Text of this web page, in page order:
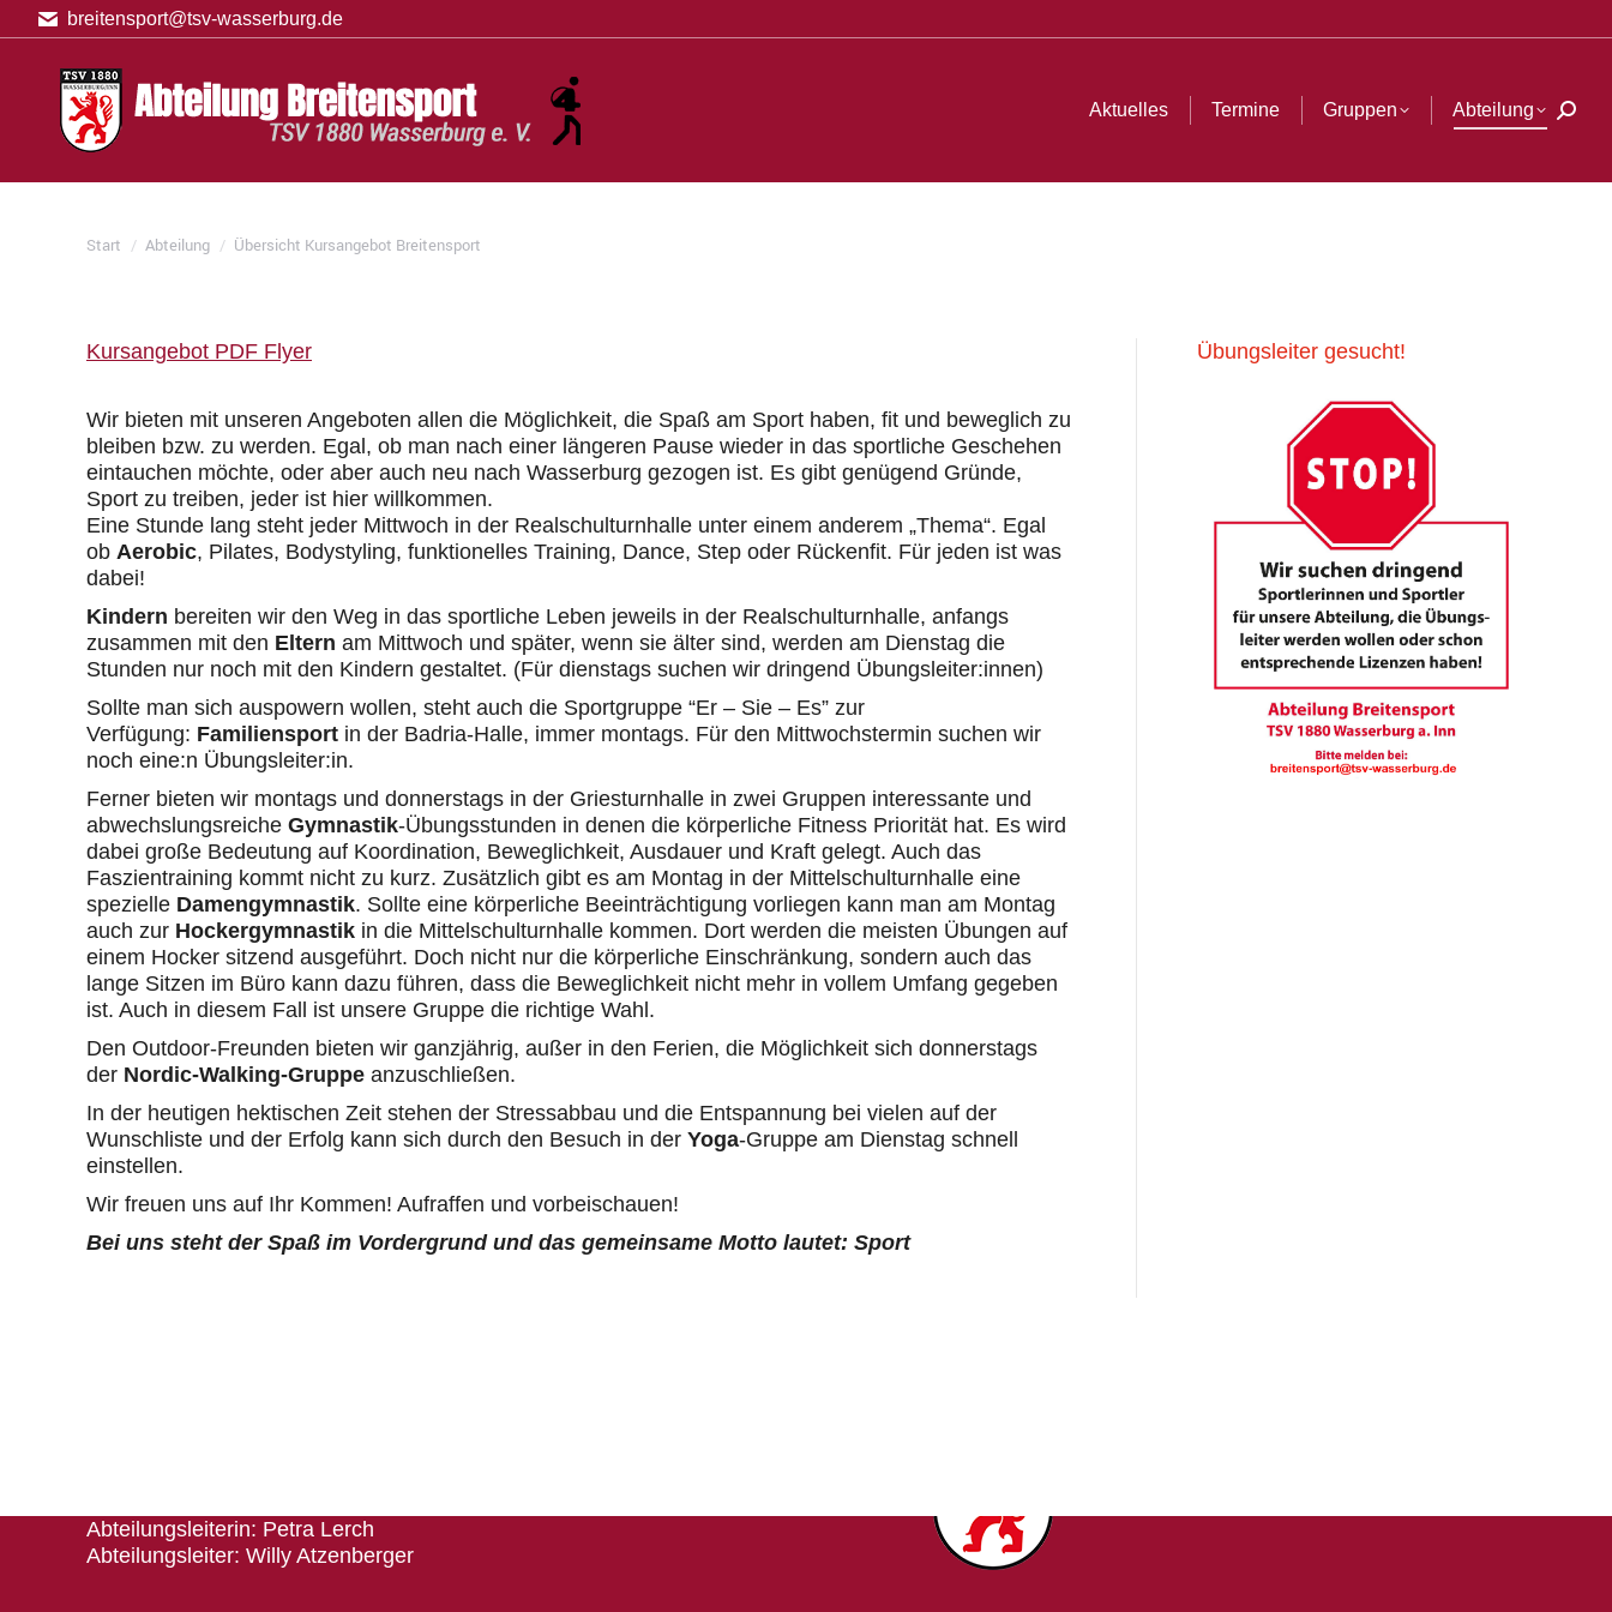
breitensport@tsv-wasserburg.de
Aktuelles Termine Gruppen Abteilung
Sie befinden sich hier:
Start Abteilung Übersicht Kursangebot Breitensport
Kursangebot PDF Flyer
Wir bieten mit unseren Angeboten allen die Möglichkeit, die Spaß am Sport haben, fit und beweglich zu
bleiben bzw. zu werden. Egal, ob man nach einer längeren Pause wieder in das sportliche Geschehen
eintauchen möchte, oder aber auch neu nach Wasserburg gezogen ist. Es gibt genügend Gründe,
Sport zu treiben, jeder ist hier willkommen.
Eine Stunde lang steht jeder Mittwoch in der Realschulturnhalle unter einem anderem „Thema“. Egal
ob Aerobic, Pilates, Bodystyling, funktionelles Training, Dance, Step oder Rückenfit. Für jeden ist was
dabei!
Kindern bereiten wir den Weg in das sportliche Leben jeweils in der Realschulturnhalle, anfangs
zusammen mit den Eltern am Mittwoch und später, wenn sie älter sind, werden am Dienstag die
Stunden nur noch mit den Kindern gestaltet. (Für dienstags suchen wir dringend Übungsleiter:innen)
Sollte man sich auspowern wollen, steht auch die Sportgruppe “Er – Sie – Es” zur
Verfügung: Familiensport in der Badria-Halle, immer montags. Für den Mittwochstermin suchen wir
noch eine:n Übungsleiter:in.
Ferner bieten wir montags und donnerstags in der Griesturnhalle in zwei Gruppen interessante und
abwechslungsreiche Gymnastik-Übungsstunden in denen die körperliche Fitness Priorität hat. Es wird
dabei große Bedeutung auf Koordination, Beweglichkeit, Ausdauer und Kraft gelegt. Auch das
Faszientraining kommt nicht zu kurz. Zusätzlich gibt es am Montag in der Mittelschulturnhalle eine
spezielle Damengymnastik. Sollte eine körperliche Beeinträchtigung vorliegen kann man am Montag
auch zur Hockergymnastik in die Mittelschulturnhalle kommen. Dort werden die meisten Übungen auf
einem Hocker sitzend ausgeführt. Doch nicht nur die körperliche Einschränkung, sondern auch das
lange Sitzen im Büro kann dazu führen, dass die Beweglichkeit nicht mehr in vollem Umfang gegeben
ist. Auch in diesem Fall ist unsere Gruppe die richtige Wahl.
Den Outdoor-Freunden bieten wir ganzjährig, außer in den Ferien, die Möglichkeit sich donnerstags
der Nordic-Walking-Gruppe anzuschließen.
In der heutigen hektischen Zeit stehen der Stressabbau und die Entspannung bei vielen auf der
Wunschliste und der Erfolg kann sich durch den Besuch in der Yoga-Gruppe am Dienstag schnell
einstellen.
Wir freuen uns auf Ihr Kommen! Aufraffen und vorbeischauen!
Bei uns steht der Spaß im Vordergrund und das gemeinsame Motto lautet: Sport
Übungsleiter gesucht!
Abteilungsleiterin: Petra Lerch
Abteilungsleiter: Willy Atzenberger
Aktuelles Termine Gruppen Abteilung Search: